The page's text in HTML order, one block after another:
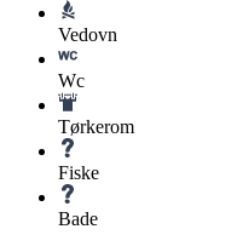
Vedovn
Wc
Tørkerom
Fiske
Bade